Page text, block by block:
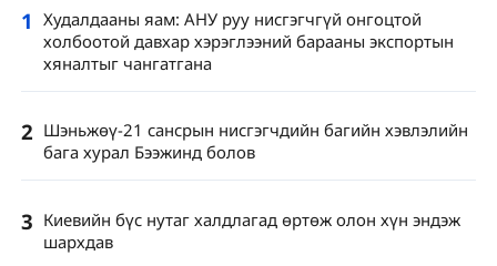
1 Худалдааны яам: АНУ руу нисгэгчгүй онгоцтой
холбоотой давхар хэрэглээний барааны экспортын
хяналтыг чангатгана
2 Шэньжөү-21 сансрын нисгэгчдийн багийн хэвлэлийн
бага хурал Бээжинд болов
3 Киевийн бүс нутаг халдлагад өртөж олон хүн эндэж
шархдав